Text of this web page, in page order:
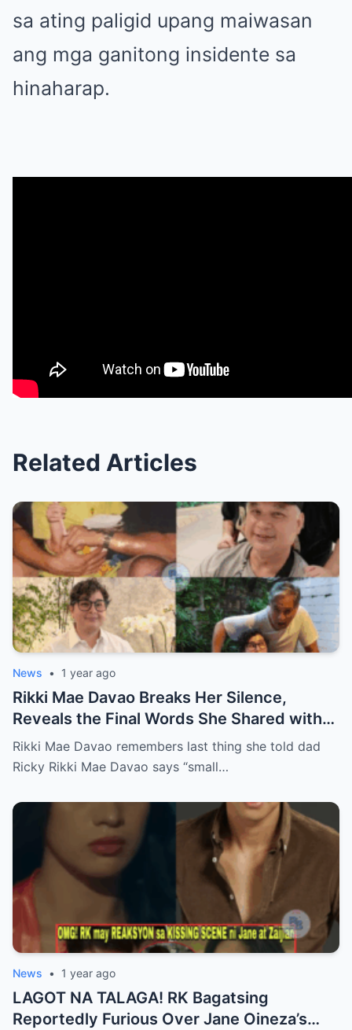
sa ating paligid upang maiwasan
ang mga ganitong insidente sa
hinaharap.
Related Articles
News • 1 year ago
Rikki Mae Davao Breaks Her Silence,
Reveals the Final Words She Shared with
Her Father Ricky Davao Before His Passing
— A Tearful Memory That Continues to
Message Behind Their Last Conversation
Rikki Mae Davao remembers last thing she told dad
Ricky Rikki Mae Davao says “small…
News • 1 year ago
LAGOT NA TALAGA! RK Bagatsing
Reportedly Furious Over Jane Oineza’s